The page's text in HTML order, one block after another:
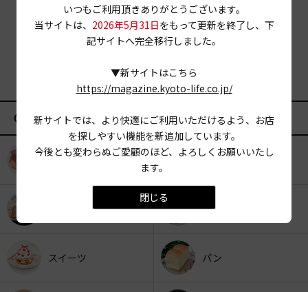
いつもご利用頂きありがとうございます。
当サイトは、 2026年5月31日をもって更新を終了し、下
記サイトへ完全移行しました。
▼新サイトはこちら
https://magazine.kyoto-life.co.jp/
新サイトでは、より快適にご利用いただけるよう、お店
を探しやすい機能を新追加しています。
今後とも変わらぬご愛顧のほど、よろしくお願いいたし
ます。
閉じる
CATEGORY
KYOTO OYATSU CLUB スナックフード
京みやげ
スイーツ パン